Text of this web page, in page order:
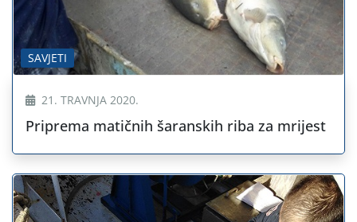
SAVJETI
21. TRAVNJA 2020.
Priprema matičnih šaranskih riba za mrijest